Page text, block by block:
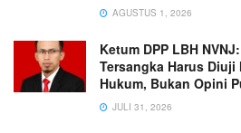
AGUSTUS 1, 2026
Ketum DPP LBH
Tersangka Harus
Hukum, Bukan Opini
JULI 31, 2026